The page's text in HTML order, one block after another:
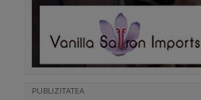
PUBLIZITATEA